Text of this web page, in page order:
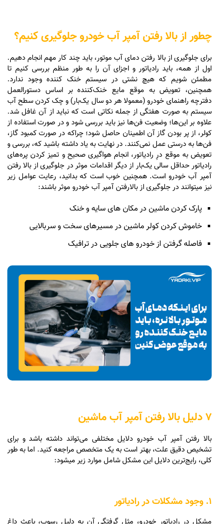
چطور از بالا رفتن آمپر آب خودرو جلوگیری کنیم؟
برای جلوگیری از بالا رفتن دمای آب موتور، باید چند کار مهم انجام دهیم.
اول از همه، باید رادیاتور و اجزای آن را به‌ طور منظم بررسی کنیم تا
مطمئن شویم که هیچ نشتی در سیستم خنک‌ کننده وجود ندارد.
همچنین، تعویض به‌ موقع مایع خنک‌کننده بر اساس دستورالعمل
دفترچه راهنمای خودرو (معمولا هر دو سال یک‌بار) و چک کردن سطح آب
سیستم به‌ صورت هفتگی از جمله نکاتی است که نباید از آن غافل شد.
علاوه بر این‌ها؛ وضعیت فن‌ها نیز باید بررسی شود و در صورت استفاده از
کولر، از پر بودن گاز آن اطمینان حاصل شود؛ چراکه در صورت کمبود گاز،
فن‌ها به‌ درستی عمل نمی‌کنند. در نهایت به یاد داشته باشید که، بررسی و
تعویض به‌ موقع درِ رادیاتور، انجام هواگیری صحیح و تمیز کردن پره‌های
رادیاتور حداقل سالی یک‌بار از دیگر اقدامات موثر در جلوگیری از بالا رفتن
آمپر آب خودرو است. همچنین خوب است که بدانید، رعایت عوامل زیر
نیز میتوانند در جلوگیری از بالارفتن آمپر آب خودرو موثر باشند:
پارک کردن ماشین در مکان های سایه و خنک
خاموش کردن کولر ماشین در مسیرهای سخت و سربالایی
فاصله گرفتن از خودرو های جلویی در ترافیک
7 دلیل بالا رفتن آمپر آب ماشین
بالا رفتن آمپر آب خودرو دلایل مختلفی می‌تواند داشته باشد و برای
تشخیص دقیق علت، بهتر است به یک متخصص مراجعه کنید. اما به طور
کلی، رایج‌ترین دلایل این مشکل شامل موارد زیر میشود:
1. وجود مشکلات در رادیاتور